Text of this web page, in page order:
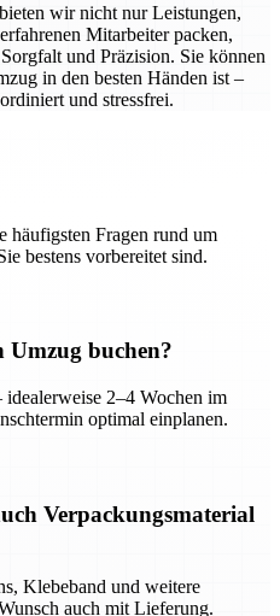
wir nicht nur Leistungen,
Mitarbeiter packen,
und Präzision. Sie können
in den besten Händen ist –
und stressfrei.
häufigsten Fragen rund um
bestens vorbereitet sind.
Umzug buchen?
2–4 Wochen im
optimal einplanen.
Verpackungsmaterial
Klebeband und weitere
auch mit Lieferung.